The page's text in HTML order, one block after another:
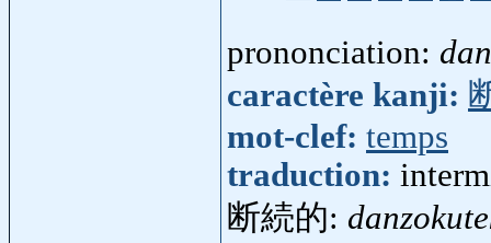
prononciation:
caractère kanji:
mot-clef: temps
traduction:
断続的: